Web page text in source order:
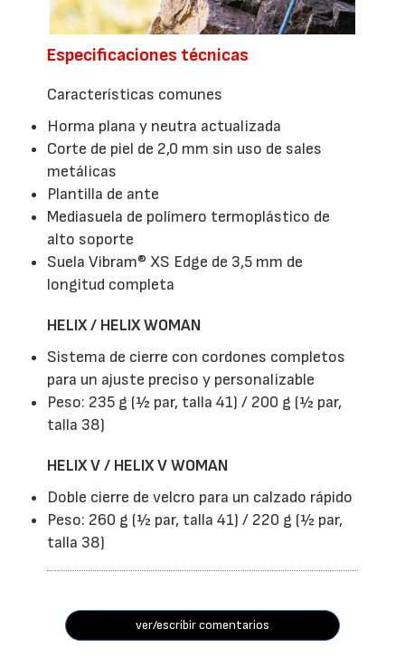
Especificaciones técnicas
Características comunes
Horma plana y neutra actualizada
Corte de piel de 2,0 mm sin uso de sales
metálicas
Plantilla de ante
Mediasuela de polímero termoplástico de
alto soporte
Suela Vibram® XS Edge de 3,5 mm de
longitud completa
HELIX / HELIX WOMAN
Sistema de cierre con cordones completos
para un ajuste preciso y personalizable
Peso: 235 g (½ par, talla 41) / 200 g (½ par,
talla 38)
HELIX V / HELIX V WOMAN
Doble cierre de velcro para un calzado rápido
Peso: 260 g (½ par, talla 41) / 220 g (½ par,
talla 38)
ver/escribir comentarios